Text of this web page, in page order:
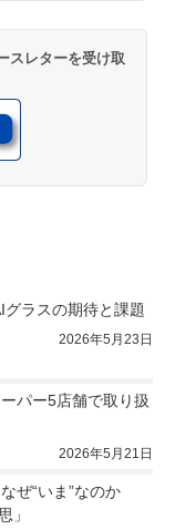
スレターを受け取
ラスの期待と課題
2026年5月23日
パー5店舗で取り扱
2026年5月21日
ぜ“いま”なのか
」